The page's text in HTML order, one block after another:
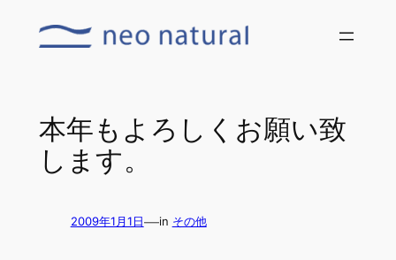
本年もよろしくお願い致
します。
2009年1月1日 —in その他